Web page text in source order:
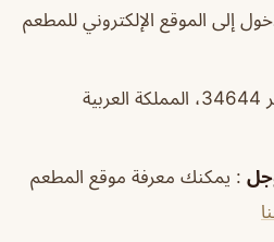
إلى الموقع الإلكتروني للمطعم
: التعاون، الخبر 34644، المملكة العربية
: يمكنك معرفة موقع المطعم